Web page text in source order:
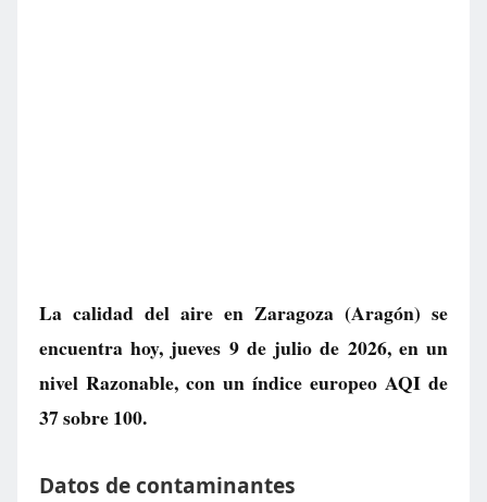
La calidad del aire en Zaragoza (Aragón) se
encuentra hoy, jueves 9 de julio de 2026, en un
nivel Razonable, con un índice europeo AQI de
37sobre 100.
Datos de contaminantes